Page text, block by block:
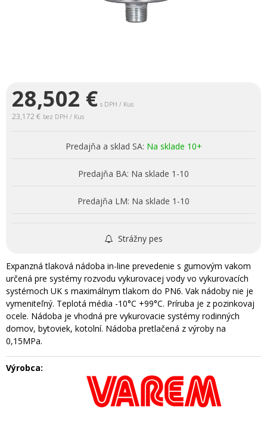
28,502 € s DPH / Kus
23,172 € bez DPH / Kus
Predajňa a sklad SA: Na sklade 10+
Predajňa BA: Na sklade 1-10
Predajňa LM: Na sklade 1-10
Strážny pes
Expanzná tlaková nádoba in-line prevedenie s gumovým vakom
určená pre systémy rozvodu vykurovacej vody vo vykurovacích
systémoch UK s maximálnym tlakom do PN6. Vak nádoby nie je
vymeniteľný. Teplotá média -10°C +99°C. Príruba je z pozinkovaj
ocele. Nádoba je vhodná pre vykurovacie systémy rodinných
domov, bytoviek, kotolní. Nádoba pretlačená z výroby na
0,15MPa.
Výrobca: